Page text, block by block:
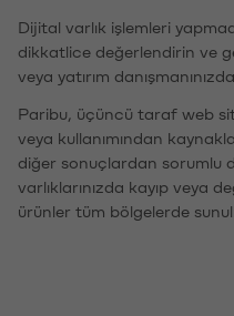
Dijital varlık işlemleri
dikkatlice değerlendirin ve
veya yatırım
Paribu, üçüncü taraf web
veya kullanımından
diğer sonuçlardan sorumlu
varlıklarınızda kayıp veya
ürünler tüm bölgelerde